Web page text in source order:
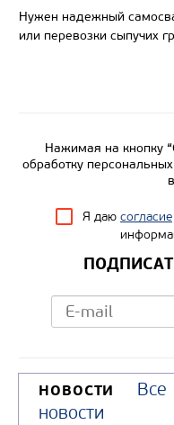
Вместимость
Нужен надежный
или перевозки сыпучих
Нажимая на кнопку
обработку
в
Я даю согласие
НОВОСТИ
Все
новости